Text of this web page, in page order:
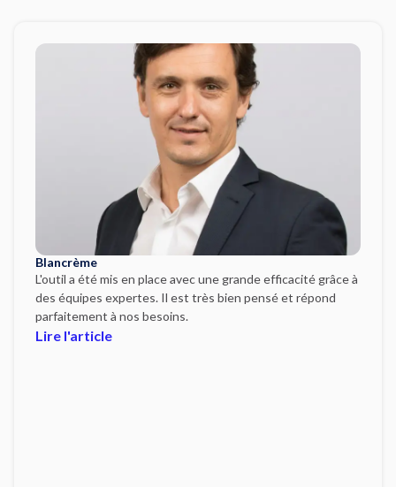
Blancrème
L'outil a été mis en place avec une grande efficacité grâce à
des équipes expertes. Il est très bien pensé et répond
parfaitement à nos besoins.
Lire l'article